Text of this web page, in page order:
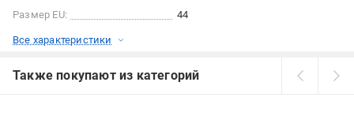
Размер EU:
44
Все характеристики
Также покупают из категорий